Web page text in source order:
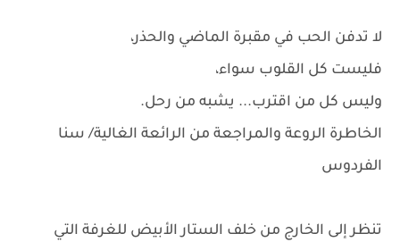
لا تدفن الحب في مقبرة الماضي والحذر،
فليست كل القلوب سواء،
وليس كل من اقترب... يشبه من رحل.
الخاطرة الروعة والمراجعة من الرائعة الغالية/ سنا
الفردوس
تنظر إلى الخارج من خلف الستار الأبيض للغرفة التي